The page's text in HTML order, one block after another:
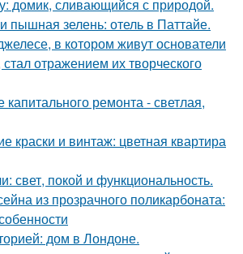
домик, сливающийся с природой.
пышная зелень: отель в Паттайе.
в котором живут основатели
отражением их творческого
капитального ремонта - светлая,
краски и винтаж: цветная квартира
свет, покой и функциональность.
из прозрачного поликарбоната:
дом в Лондоне.